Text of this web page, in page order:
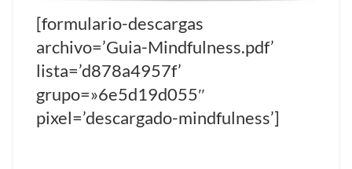
[formulario-descargas
archivo=’Guia-Mindfulness.pdf’
lista=’d878a4957f’
grupo=»6e5d19d055″
pixel=’descargado-mindfulness’]